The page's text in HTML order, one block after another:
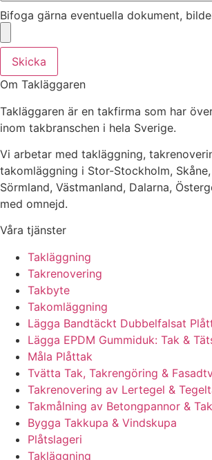
Bifoga gärna eventuella dokument,
Skicka
Om Takläggaren
Takläggaren är en takfirma som har
inom takbranschen i hela Sverige.
Vi arbetar med takläggning,
takomläggning i Stor-Stockholm,
Sörmland, Västmanland, Dalarna,
med omnejd.
Våra tjänster
Takläggning
Takrenovering
Takbyte
Takomläggning
Lägga Bandtäckt Dubbelfalsat
Lägga EPDM Gummiduk: Tak &
Måla Plåttak
Tvätta Tak, Takrengöring &
Takrenovering av Lertegel &
Takmålning av Betongpannor &
Bygga Takkupa & Vindskupa
Plåtslageri
Takläggning